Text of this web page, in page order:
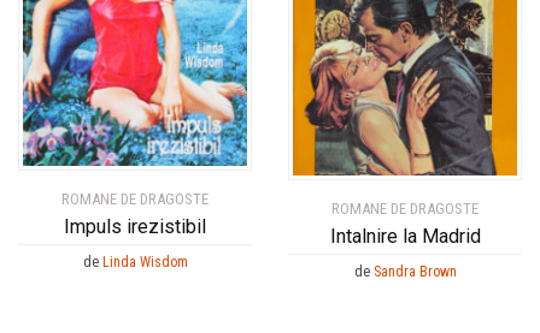
ROMANE DE DRAGOSTE
Impuls irezistibil
de Linda Wisdom
ROMANE DE DRAGOSTE
Intalnire la Madrid
de Sandra Brown